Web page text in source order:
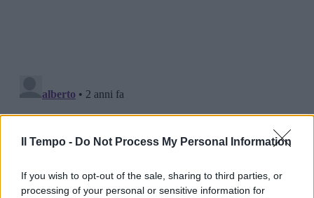
Il Tempo - Do Not Process My Personal Information
If you wish to opt-out of the sale, sharing to third parties, or
processing of your personal or sensitive information for